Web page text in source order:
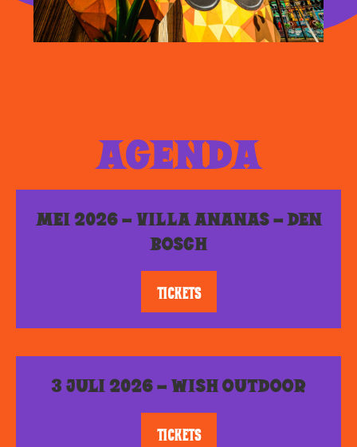
AGENDA
MEI 2026 – VILLA ANANAS – DEN
BOSCH
TICKETS
3 JULI 2026 – WISH OUTDOOR
TICKETS